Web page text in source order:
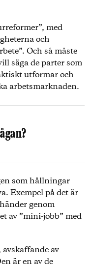
med
och
Och så måste
säga de parter som
utformar och
arbetsmarknaden.
som hållningar
Exempel på det är
genom
av ”mini-jobb” med
av
är en av de